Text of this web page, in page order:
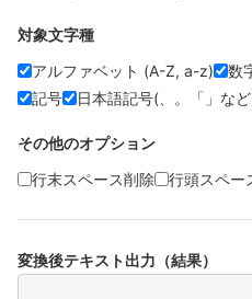
対象文字種
アルファベット (A-Z, a-z)
数
記号
日本語記号(、。「」な
その他のオプション
行末スペース削除
行頭スペー
変換後テキスト出力（結果）